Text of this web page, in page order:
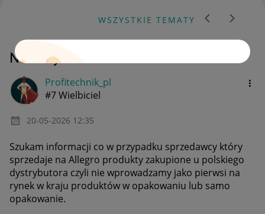
Numery EPR PPWR
Profitechnik_pl
#7 Wielbiciel
‎20-05-2026 12:35
Szukam informacji co w przypadku sprzedawcy który
sprzedaje na Allegro produkty zakupione u polskiego
dystrybutora czyli nie wprowadzamy jako pierwsi na
rynek w kraju produktów w opakowaniu lub samo
opakowanie.
WSZYSTKIE TEMATY